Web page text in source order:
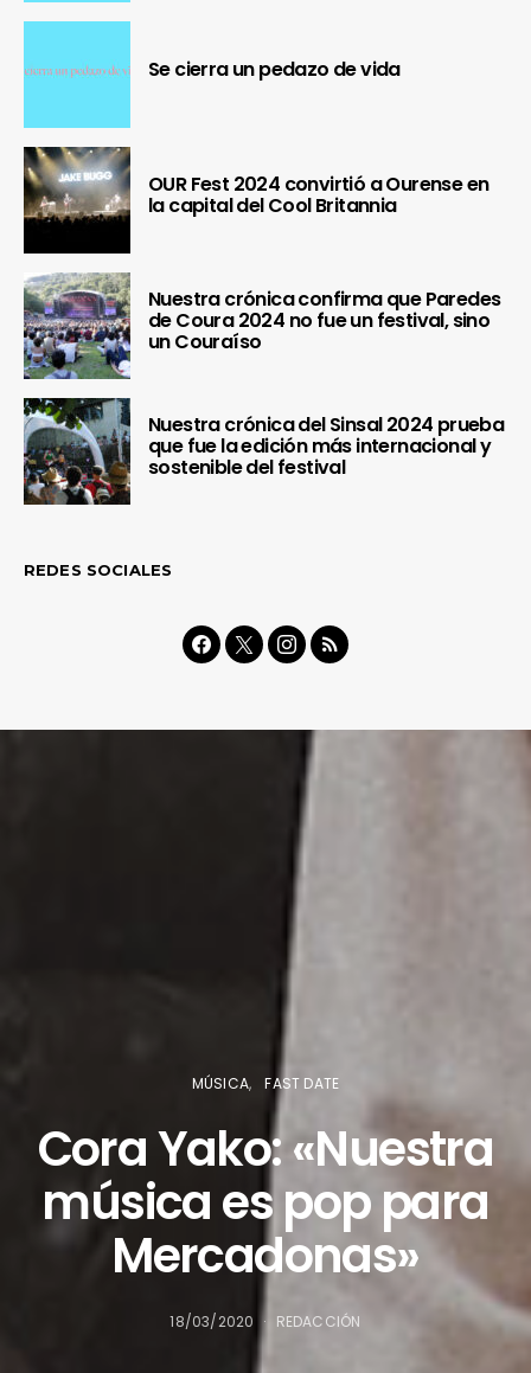
Se cierra un pedazo de vida
OUR Fest 2024 convirtió a Ourense en
la capital del Cool Britannia
Nuestra crónica confirma que Paredes
de Coura 2024 no fue un festival, sino
un Couraíso
Nuestra crónica del Sinsal 2024 prueba
que fue la edición más internacional y
sostenible del festival
REDES SOCIALES
MÚSICA FAST DATE
Cora Yako: «Nuestra
música es pop para
Mercadonas»
18/03/2020 REDACCIÓN